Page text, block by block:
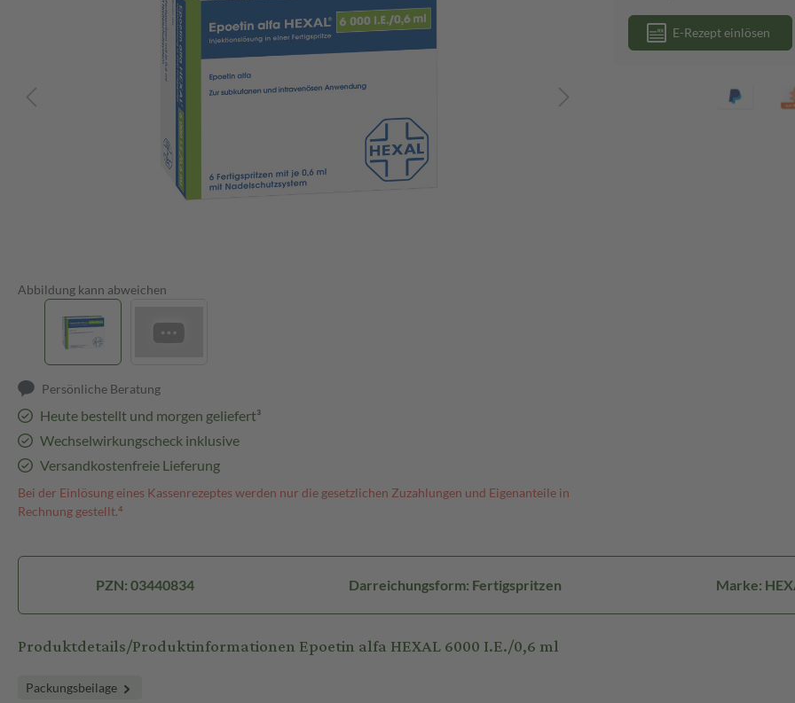
Abbildung kann abweichen
Persönliche Beratung
Heute bestellt und morgen geliefert³
Wechselwirkungscheck inklusive
Versandkostenfreie Lieferung
Bei der Einlösung eines Kassenrezeptes werden nur die gesetzlichen Zuzahlungen und Eigenanteile in
Rechnung gestellt.⁴
E-Rezept einlösen
PZN: 03440834 Darreichungsform: Fertigspritzen Marke:
Produktdetails/Produktinformationen Epoetin alfa HEXAL 6000 I.E./0,6 ml
Packungsbeilage